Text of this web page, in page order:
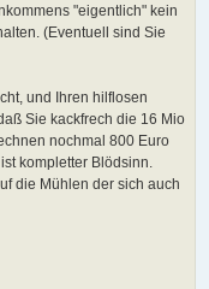
"eigentlich" kein
(Eventuell sind Sie
und Ihren hilflosen
Sie kackfrech die 16 Mio
nochmal 800 Euro
kompletter Blödsinn.
die Mühlen der sich auch